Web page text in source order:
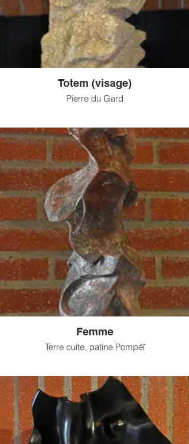
Totem (visage)
Pierre du Gard
Femme
Terre cuite, patine Pompéï